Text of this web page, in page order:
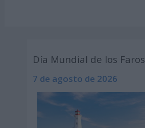
Día Mundial de los Faros
7 de agosto de 2026